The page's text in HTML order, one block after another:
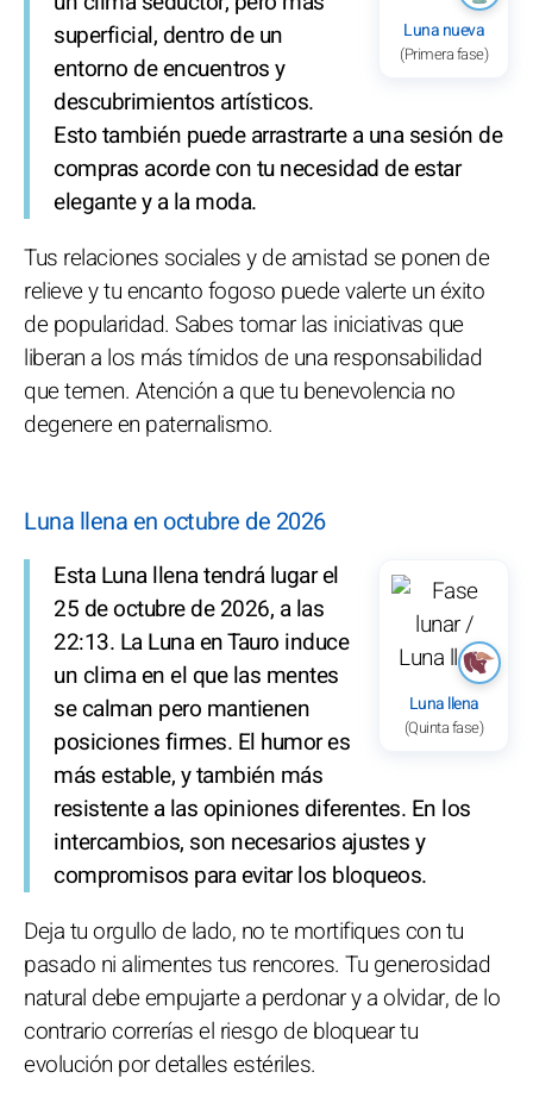
Luna nueva
(Primera fase)
superficial, dentro de un
entorno de encuentros y
descubrimientos artísticos.
Esto también puede arrastrarte a una sesión de
compras acorde con tu necesidad de estar
elegante y a la moda.
Tus relaciones sociales y de amistad se ponen de
relieve y tu encanto fogoso puede valerte un éxito
de popularidad. Sabes tomar las iniciativas que
liberan a los más tímidos de una responsabilidad
que temen. Atención a que tu benevolencia no
degenere en paternalismo.
Luna llena en octubre de 2026
Luna llena
(Quinta fase)
Esta Luna llena tendrá lugar el
25 de octubre de 2026, a las
22:13. La Luna en Tauro induce
un clima en el que las mentes
se calman pero mantienen
posiciones firmes. El humor es
más estable, y también más
resistente a las opiniones diferentes. En los
intercambios, son necesarios ajustes y
compromisos para evitar los bloqueos.
Deja tu orgullo de lado, no te mortifiques con tu
pasado ni alimentes tus rencores. Tu generosidad
natural debe empujarte a perdonar y a olvidar, de lo
contrario correrías el riesgo de bloquear tu
evolución por detalles estériles.